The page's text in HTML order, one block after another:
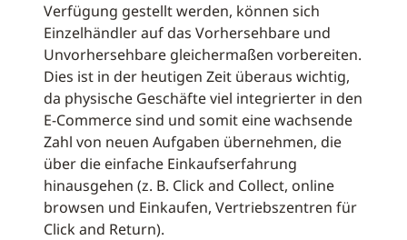
Verfügung gestellt werden, können sich
Einzelhändler auf das Vorhersehbare und
Unvorhersehbare gleichermaßen vorbereiten.
Dies ist in der heutigen Zeit überaus wichtig,
da physische Geschäfte viel integrierter in den
E-Commerce sind und somit eine wachsende
Zahl von neuen Aufgaben übernehmen, die
über die einfache Einkaufserfahrung
hinausgehen (z. B. Click and Collect, online
browsen und Einkaufen, Vertriebszentren für
Click and Return).